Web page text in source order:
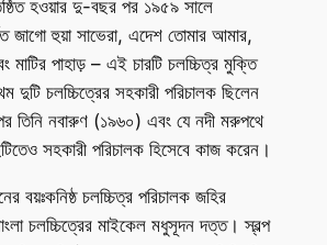
হওয়ার দু-বছর পর ১৯৫৯ সালে
জাগো হুয়া সাভেরা, এদেশ তোমার আমার,
পাহাড় – এই চারটি চলচ্চিত্র মুক্তি
দুটি চলচ্চিত্রের সহকারী পরিচালক ছিলেন
তিনি নবারুণ (১৯৬০) এবং যে নদী মরুপথে
সহকারী পরিচালক হিসেবে কাজ করেন।
বয়ঃকনিষ্ঠ চলচ্চিত্র পরিচালক জহির
চলচ্চিত্রের মাইকেল মধুসূদন দত্ত। স্বল্প